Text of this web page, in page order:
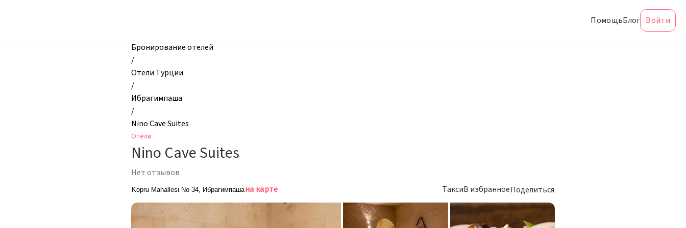
Nino
ПомощьБлог Войти
Бронирование отелей
/
Отели Турции
/
Ибрагимпаша
/
Nino Cave Suites
Отели
Nino Cave Suites
Нет отзывов
Kopru Mahallesi No 34, Ибрагимпашана карте ТаксиВ избранноеПоделиться